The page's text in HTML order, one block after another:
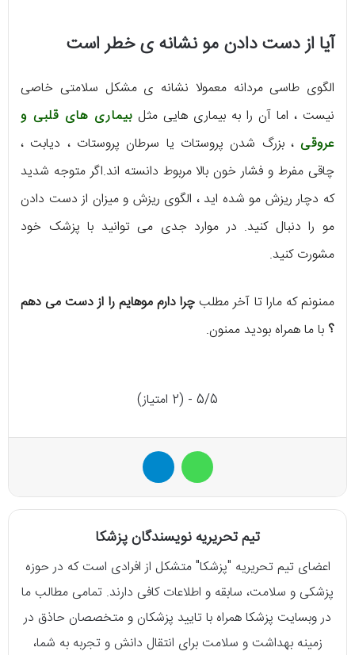
آیا از دست دادن مو نشانه ی خطر است
الگوی طاسی مردانه معمولا نشانه ی مشکل سلامتی خاصی
نیست ، اما آن را به بیماری هایی مثل بیماری های قلبی و
عروقی، بزرگ شدن پروستات یا سرطان پروستات ، دیابت ،
چاقی مفرط و فشار خون بالا مربوط دانسته اند.اگر متوجه شدید
که دچار ریزش مو شده اید ، الگوی ریزش و میزان از دست دادن
مو را دنبال کنید. در موارد جدی می توانید با پزشک خود
مشورت کنید.
ممنونم که مارا تا آخر مطلب چرا دارم موهایم را از دست می دهم
؟ با ما همراه بودید ممنون.
5/5 - (2 امتیاز)
واتس آپ
تیم تحریریه نویسندگان پزشکا
اعضای تیم تحریریه "پزشکا" متشکل از افرادی است که در حوزه
پزشکی و سلامت، سابقه و اطلاعات کافی دارند. تمامی مطالب ما
در وبسایت پزشکا همراه با تایید پزشکان و متخصصان حاذق در
زمینه بهداشت و سلامت برای انتقال دانش و تجربه به شما،